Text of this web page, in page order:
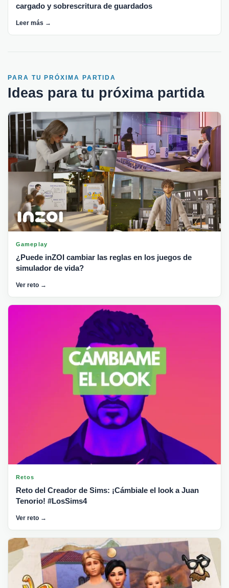
cargado y sobrescritura de guardados
Leer más →
PARA TU PRÓXIMA PARTIDA
Ideas para tu próxima partida
Gameplay
¿Puede inZOI cambiar las reglas en los juegos de
simulador de vida?
Ver reto →
Retos
Reto del Creador de Sims: ¡Cámbiale el look a Juan
Tenorio! #LosSims4
Ver reto →